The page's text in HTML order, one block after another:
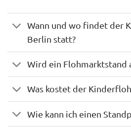
Wann und wo findet der
Berlin statt?
Wird ein Flohmarktstand
Was kostet der
Wie kann ich einen